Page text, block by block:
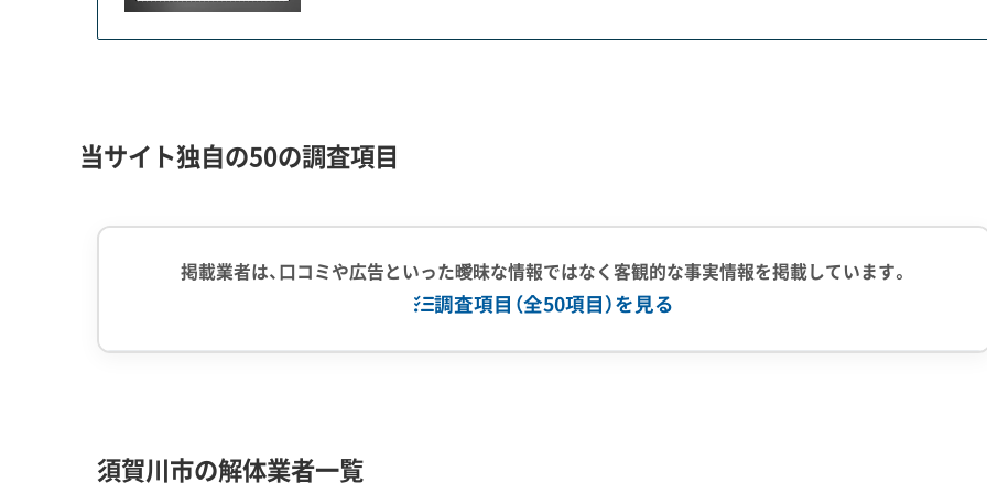
須賀川市で解体工事を考える際、令和元年（2019年）の台風19号による水害の履歴は、絶対に無視できません。特
例えば、一度浸水した家の床下には汚泥が溜まっていることが多く、解体時に舞い上がると作業員の健康を害した
地面を保護する敷鉄板を敷くなどの追加対策が必要です。こうしたリスクは、見積もり前の現地調査で業者にしっ
当サイト独自の50の調査項目
掲載業者は、口コミや広告といった曖昧な情報ではなく客観的な事実情報を掲載しています。
調査項目（全50項目）を見る
須賀川市の解体業者一覧